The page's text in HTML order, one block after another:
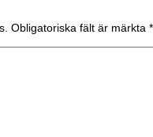
Obligatoriska fält är märkta *